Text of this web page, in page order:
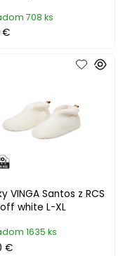
708 ks
€
VINGA Santos z RCS
off white L-XL
1635 ks
€